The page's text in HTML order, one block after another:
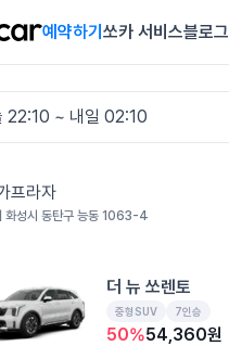
예약하기 쏘카 서비스블로그
22:10 ~ 내일 02:10
프라자
화성시 동탄구 능동 1063-4
더 뉴 쏘렌토
중형SUV 7인승
50%54,360원